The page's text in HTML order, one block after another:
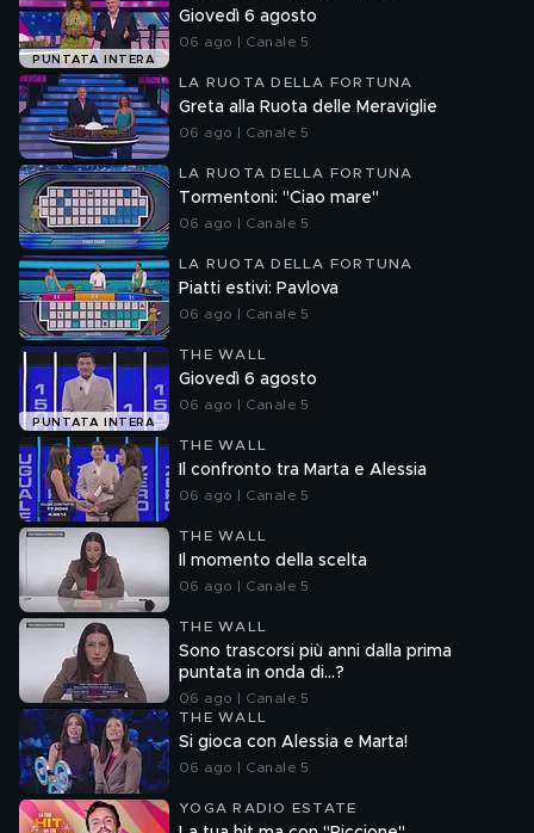
PUNTATA INTERA
Giovedì 6 agosto
06 ago | Canale 5
LA RUOTA DELLA FORTUNA
Greta alla Ruota delle Meraviglie
06 ago | Canale 5
LA RUOTA DELLA FORTUNA
Tormentoni: "Ciao mare"
06 ago | Canale 5
LA RUOTA DELLA FORTUNA
Piatti estivi: Pavlova
06 ago | Canale 5
PUNTATA INTERA
THE WALL
Giovedì 6 agosto
06 ago | Canale 5
THE WALL
Il confronto tra Marta e Alessia
06 ago | Canale 5
THE WALL
Il momento della scelta
06 ago | Canale 5
THE WALL
Sono trascorsi più anni dalla prima
puntata in onda di...?
06 ago | Canale 5
THE WALL
Si gioca con Alessia e Marta!
06 ago | Canale 5
YOGA RADIO ESTATE